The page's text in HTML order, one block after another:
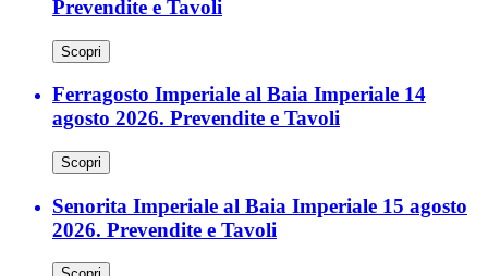
Prevendite e Tavoli
Scopri
Ferragosto Imperiale al Baia Imperiale 14
agosto 2026. Prevendite e Tavoli
Scopri
Senorita Imperiale al Baia Imperiale 15 agosto
2026. Prevendite e Tavoli